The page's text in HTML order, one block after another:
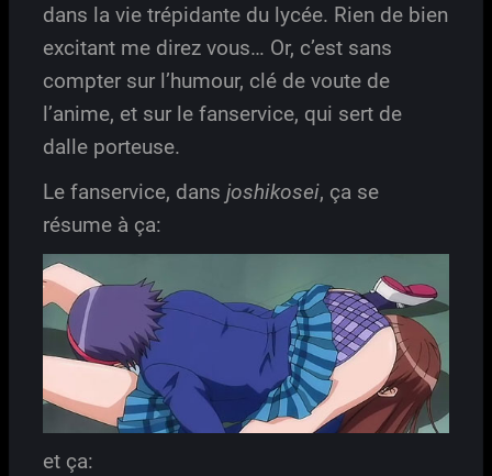
dans la vie trépidante du lycée. Rien de bien
excitant me direz vous… Or, c’est sans
compter sur l’humour, clé de voute de
l’anime, et sur le fanservice, qui sert de
dalle porteuse.
Le fanservice, dans joshikosei, ça se
résume à ça:
et ça: